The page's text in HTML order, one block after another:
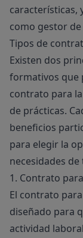
características,
como gestor
Tipos de
Existen dos
formativos que
contrato para
de prácticas.
beneficios
para elegir la
necesidades de
1. Contrato
El contrato
diseñado para
actividad